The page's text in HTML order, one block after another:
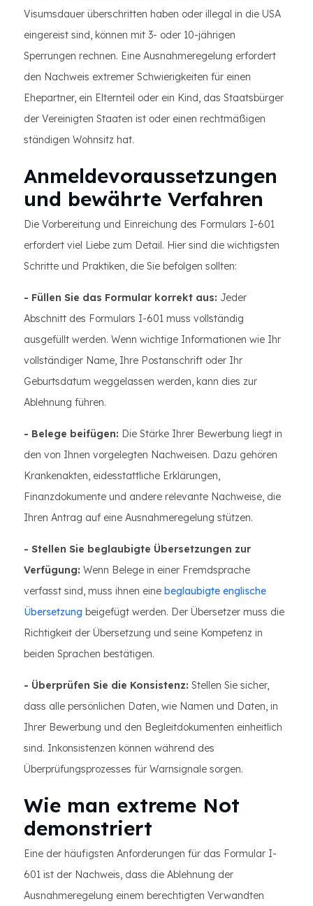
Visumsdauer überschritten haben oder illegal in die USA
eingereist sind, können mit 3- oder 10-jährigen
Sperrungen rechnen. Eine Ausnahmeregelung erfordert
den Nachweis extremer Schwierigkeiten für einen
Ehepartner, ein Elternteil oder ein Kind, das Staatsbürger
der Vereinigten Staaten ist oder einen rechtmäßigen
ständigen Wohnsitz hat.
Anmeldevoraussetzungen
und bewährte Verfahren
Die Vorbereitung und Einreichung des Formulars I-601
erfordert viel Liebe zum Detail. Hier sind die wichtigsten
Schritte und Praktiken, die Sie befolgen sollten:
- Füllen Sie das Formular korrekt aus: Jeder
Abschnitt des Formulars I-601 muss vollständig
ausgefüllt werden. Wenn wichtige Informationen wie Ihr
vollständiger Name, Ihre Postanschrift oder Ihr
Geburtsdatum weggelassen werden, kann dies zur
Ablehnung führen.
- Belege beifügen: Die Stärke Ihrer Bewerbung liegt in
den von Ihnen vorgelegten Nachweisen. Dazu gehören
Krankenakten, eidesstattliche Erklärungen,
Finanzdokumente und andere relevante Nachweise, die
Ihren Antrag auf eine Ausnahmeregelung stützen.
- Stellen Sie beglaubigte Übersetzungen zur
Verfügung: Wenn Belege in einer Fremdsprache
verfasst sind, muss ihnen eine beglaubigte englische
Übersetzung beigefügt werden. Der Übersetzer muss die
Richtigkeit der Übersetzung und seine Kompetenz in
beiden Sprachen bestätigen.
- Überprüfen Sie die Konsistenz: Stellen Sie sicher,
dass alle persönlichen Daten, wie Namen und Daten, in
Ihrer Bewerbung und den Begleitdokumenten einheitlich
sind. Inkonsistenzen können während des
Überprüfungsprozesses für Warnsignale sorgen.
Wie man extreme Not
demonstriert
Eine der häufigsten Anforderungen für das Formular I-
601 ist der Nachweis, dass die Ablehnung der
Ausnahmeregelung einem berechtigten Verwandten